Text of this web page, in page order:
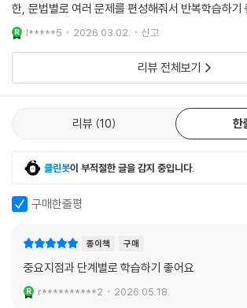
한, 문법별로 여러 문제를 편성해줘서 반복학습하기
l*****5 2026.03.02. 신고
리뷰 전체보기
리뷰 10 한
클린봇이 부적절한 글을 감지 중입니다.
구매한줄평
종이책 구매
중요지점과 단계별로 학습하기 좋어요
r**********2 2026.05.18.